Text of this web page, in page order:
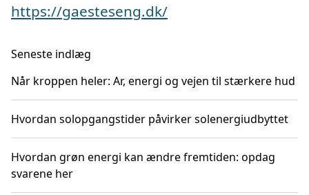
https://gaesteseng.dk/
Seneste indlæg
Når kroppen heler: Ar, energi og vejen til stærkere hud
Hvordan solopgangstider påvirker solenergiudbyttet
Hvordan grøn energi kan ændre fremtiden: opdag
svarene her